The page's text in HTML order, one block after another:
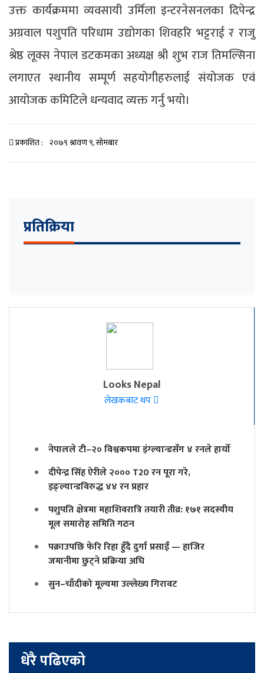
उक्त कार्यक्रममा व्यवसायी उर्मिला इन्टरनेसनलका दिपेन्द्र
अग्रवाल पशुपति परिधाम उद्योगका शिवहरि भट्टराई र राजु
श्रेष्ठ लूक्स नेपाल डटकमका अध्यक्ष श्री शुभ राज तिमल्सिना
लगाएत स्थानीय सम्पूर्ण सहयोगीहरुलाई संयोजक एवं
आयोजक कमिटिले धन्यवाद व्यक्त गर्नु भयो।
प्रकाशित : २०७९ श्रावण ९, सोमबार
प्रतिक्रिया
Looks Nepal
लेखकबाट थप
नेपालले टी–२० विश्वकपमा इंग्ल्यान्डसँग ४ रनले हार्यो
दीपेन्द्र सिंह ऐरीले २००० T20 रन पूरा गरे,
इङ्ल्यान्डविरुद्ध ४४ रन प्रहार
पशुपति क्षेत्रमा महाशिवरात्रि तयारी तीव्र: १७१ सदस्यीय
मूल समारोह समिति गठन
पक्राउपछि फेरि रिहा हुँदै दुर्गा प्रसाईं — हाजिर
जमानीमा छुट्ने प्रक्रिया अघि
सुन–चाँदीको मूल्यमा उल्लेख्य गिरावट
धेरै पढिएको